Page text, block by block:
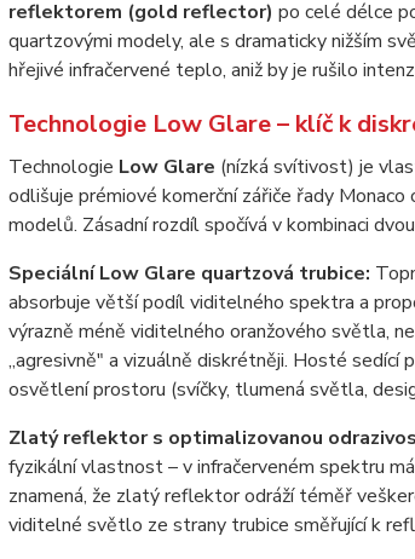
reflektorem (gold reflector) po celé délce
quartzovými modely, ale s dramaticky nižším
hřejivé infračervené teplo, aniž by je rušilo
Technologie Low Glare – klíč k
Technologie Low Glare (nízká svítivost) je
odlišuje prémiové komerční zářiče řady Monaco
modelů. Zásadní rozdíl spočívá v kombinaci
Speciální Low Glare quartzová trubice:
absorbuje větší podíl viditelného spektra a
výrazně méně viditelného oranžového světla,
„agresivně" a vizuálně diskrétněji. Hosté sedící
osvětlení prostoru (svíčky, tlumená světla,
Zlatý reflektor s optimalizovanou
fyzikální vlastnost – v infračerveném spektru
znamená, že zlatý reflektor odráží téměř
viditelné světlo ze strany trubice směřující k